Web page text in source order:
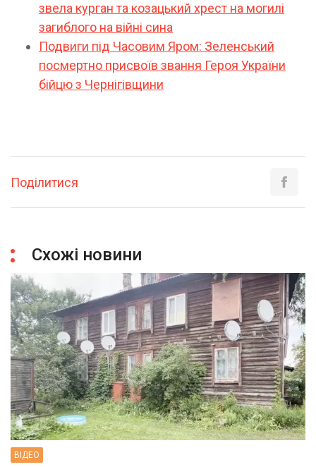
звела курган та козацький хрест на могилі
загиблого на війні сина
Подвиги під Часовим Яром: Зеленський
посмертно присвоїв звання Героя України
бійцю з Чернігівщини
Поділитися
Схожі новини
ВIДЕО